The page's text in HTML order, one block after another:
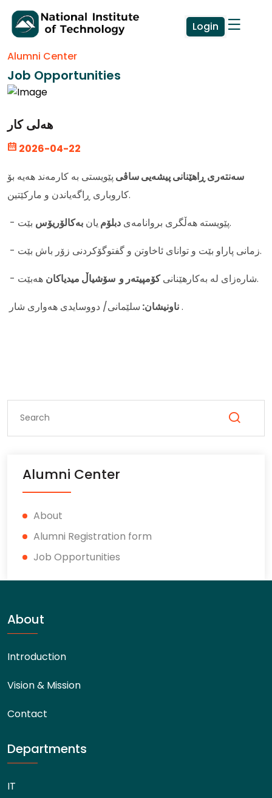
Login
Alumni Center
Job Opportunities
هەلی کار
2026-04-22
سەنتەری ڕاهێنانی پیشەیی ساڤیپێویستی بە کارمەند هەیە بۆ
کاروباری ڕاگەیاندن و مارکێتین.
- پێویستە هەڵگری بروانامەی دبلۆمیان بەکالۆریۆس
بێت.
- زمانی پاراو بێت و توانای ئاخاوتن و گفتوگۆکردنی زۆر باش بێت.
- شارەزای لە بەکارهێنانیکۆمپیتەر و سۆشیاڵ میدیاکان
هەبێت.
ناونیشان:سلێمانی/ دووسایدی هەواری شار .
Alumni Center
About
Alumni Registration form
Job Opportunities
About
Introduction
Vision & Mission
Contact
Departments
IT